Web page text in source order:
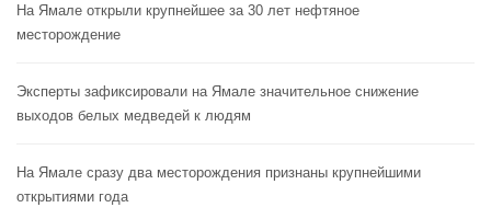
На Ямале открыли крупнейшее за 30 лет нефтяное
месторождение
Эксперты зафиксировали на Ямале значительное снижение
выходов белых медведей к людям
На Ямале сразу два месторождения признаны крупнейшими
открытиями года